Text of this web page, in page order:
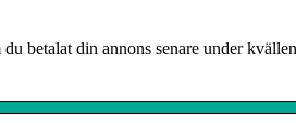
betalat din annons senare under